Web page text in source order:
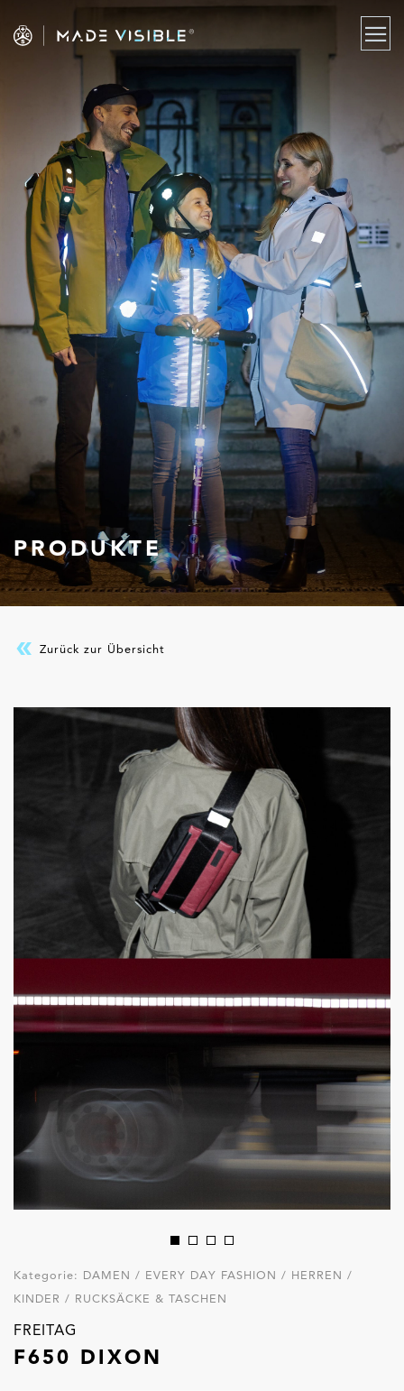
PRODUKTE
Zurück zur Übersicht
Kategorie: DAMEN / EVERY DAY FASHION / HERREN /
KINDER / RUCKSÄCKE & TASCHEN
FREITAG
F650 DIXON